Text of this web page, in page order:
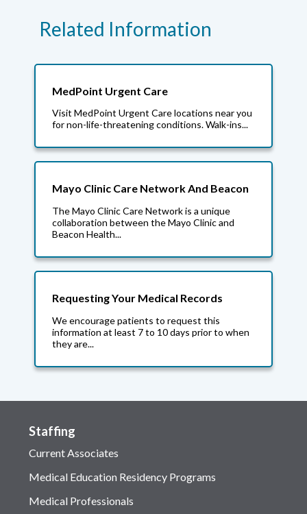
Related Information
MedPoint Urgent Care
Visit MedPoint Urgent Care locations near you
for non-life-threatening conditions. Walk-ins...
Mayo Clinic Care Network And Beacon
The Mayo Clinic Care Network is a unique
collaboration between the Mayo Clinic and
Beacon Health...
Requesting Your Medical Records
We encourage patients to request this
information at least 7 to 10 days prior to when
they are...
Staffing
Current Associates
Medical Education Residency Programs
Medical Professionals